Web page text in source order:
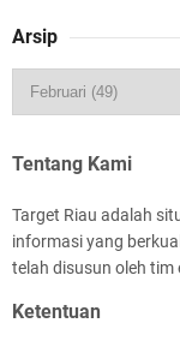
Jelang
Arsip
Tentang Kami
Target Riau adalah
informasi yang
telah disusun oleh tim
Ketentuan